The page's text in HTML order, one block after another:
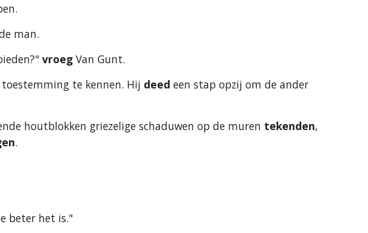
man.
vroeg Van Gunt.
te kennen. Hij deed een stap opzij om de ander
houtblokken griezelige schaduwen op de muren tekenden
.
beter het is."